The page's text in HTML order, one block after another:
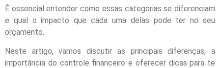
É essencial entender como essas categorias se diferenciam
e qual o impacto que cada uma delas pode ter no seu
orçamento.
Neste artigo, vamos discutir as principais diferenças, a
importância do controle financeiro e oferecer dicas para te